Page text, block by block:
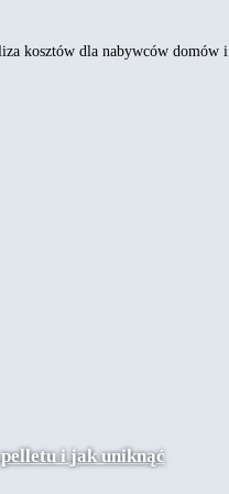
kosztów dla nabywców domów i
i jak uniknąć